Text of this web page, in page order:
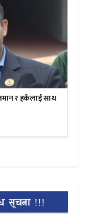
र हर्कलाई साथ